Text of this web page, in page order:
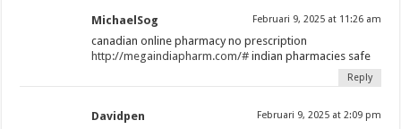
MichaelSog Februari 9, 2025 at 11:26 am
canadian online pharmacy no prescription
http://megaindiapharm.com/# indian pharmacies safe
Reply
Davidpen Februari 9, 2025 at 2:09 pm